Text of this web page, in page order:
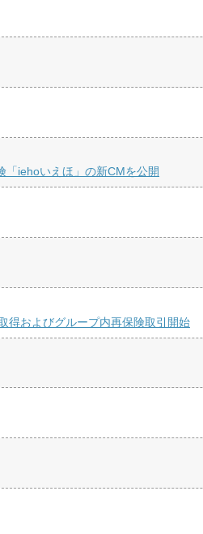
「iehoいえほ」の新CMを公開
得およびグループ内再保険取引開始